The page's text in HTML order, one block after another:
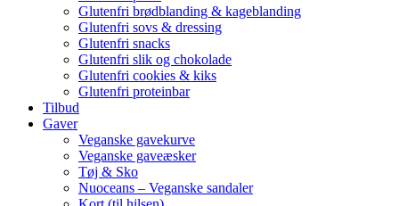
Glutenfri brødblanding & kageblanding
Glutenfri sovs & dressing
Glutenfri snacks
Glutenfri slik og chokolade
Glutenfri cookies & kiks
Glutenfri proteinbar
Tilbud
Gaver
Veganske gavekurve
Veganske gaveæsker
Tøj & Sko
Nuoceans – Veganske sandaler